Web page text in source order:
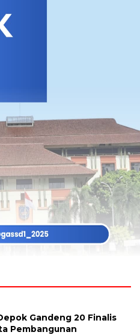
Gandeng 20 Finalis
Pembangunan